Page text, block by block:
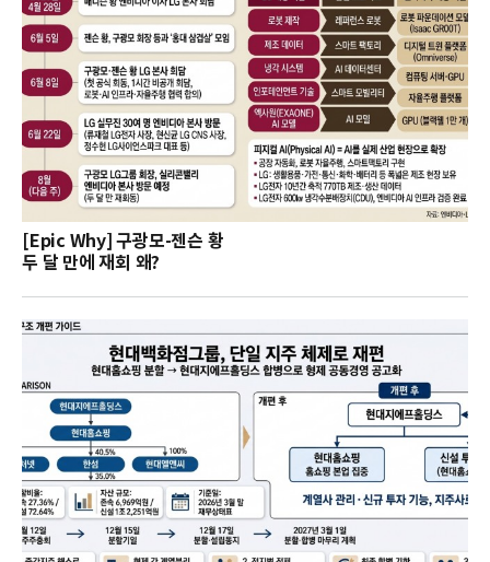
[Epic Why] 구광모-젠슨 황
두 달 만에 재회 왜?